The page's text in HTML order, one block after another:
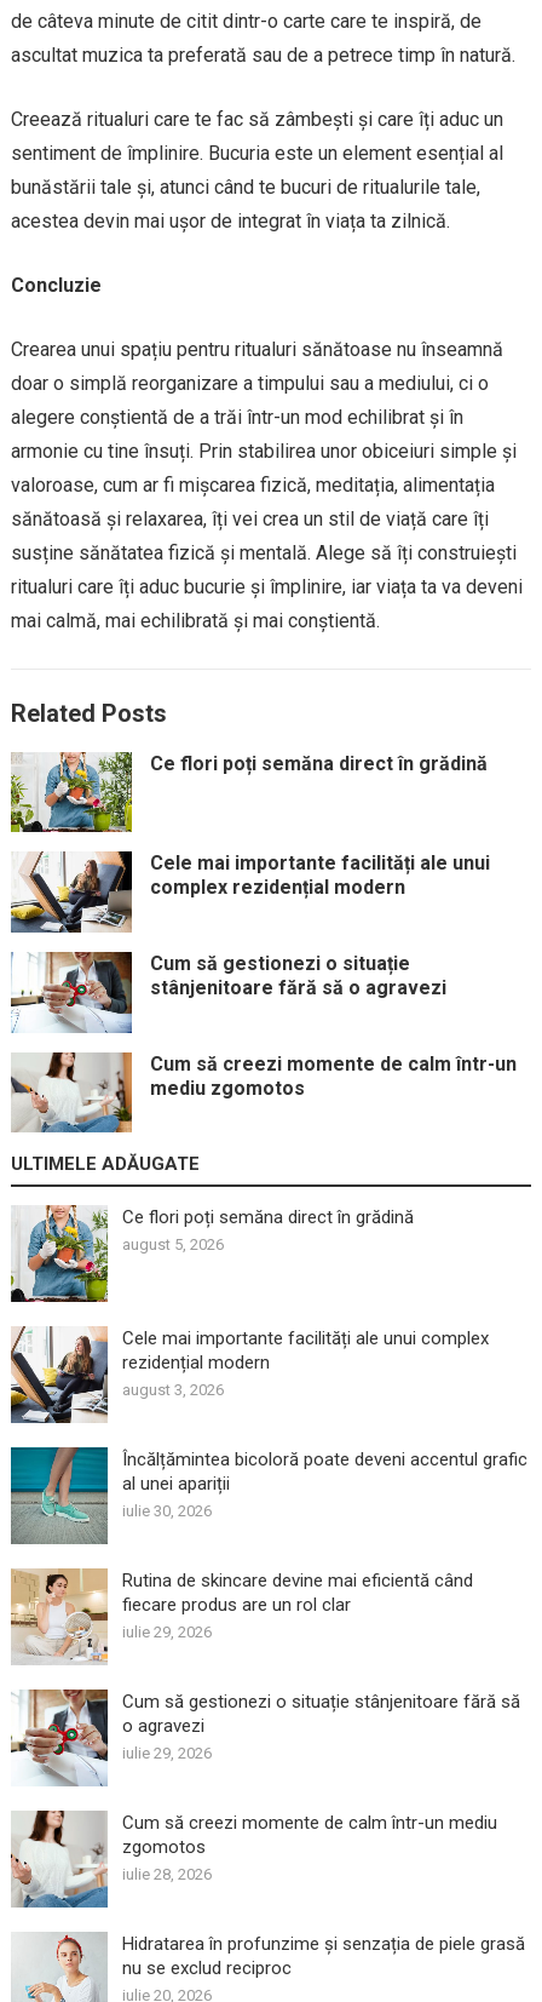
de câteva minute de citit dintr-o carte care te inspiră, de
ascultat muzica ta preferată sau de a petrece timp în natură.
Creează ritualuri care te fac să zâmbești și care îți aduc un
sentiment de împlinire. Bucuria este un element esențial al
bunăstării tale și, atunci când te bucuri de ritualurile tale,
acestea devin mai ușor de integrat în viața ta zilnică.
Concluzie
Crearea unui spațiu pentru ritualuri sănătoase nu înseamnă
doar o simplă reorganizare a timpului sau a mediului, ci o
alegere conștientă de a trăi într-un mod echilibrat și în
armonie cu tine însuți. Prin stabilirea unor obiceiuri simple și
valoroase, cum ar fi mișcarea fizică, meditația, alimentația
sănătoasă și relaxarea, îți vei crea un stil de viață care îți
susține sănătatea fizică și mentală. Alege să îți construiești
ritualuri care îți aduc bucurie și împlinire, iar viața ta va deveni
mai calmă, mai echilibrată și mai conștientă.
Related Posts
Ce flori poți semăna direct în grădină
Cele mai importante facilități ale unui
complex rezidențial modern
Cum să gestionezi o situație
stânjenitoare fără să o agravezi
Cum să creezi momente de calm într-un
mediu zgomotos
ULTIMELE ADĂUGATE
Ce flori poți semăna direct în grădină
august 5, 2026
Cele mai importante facilități ale unui complex
rezidențial modern
august 3, 2026
Încălțămintea bicoloră poate deveni accentul grafic
al unei apariții
iulie 30, 2026
Rutina de skincare devine mai eficientă când
fiecare produs are un rol clar
iulie 29, 2026
Cum să gestionezi o situație stânjenitoare fără să
o agravezi
iulie 29, 2026
Cum să creezi momente de calm într-un mediu
zgomotos
iulie 28, 2026
Hidratarea în profunzime și senzația de piele grasă
nu se exclud reciproc
iulie 20, 2026